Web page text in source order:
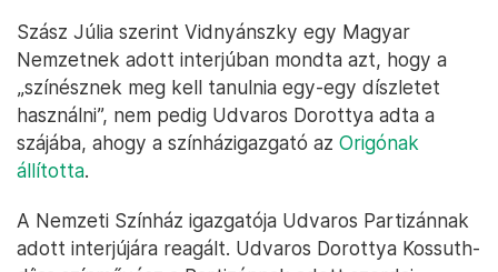
Szász Júlia szerint Vidnyánszky egy Magyar
Nemzetnek adott interjúban mondta azt, hogy a
„színésznek meg kell tanulnia egy-egy díszletet
használni”, nem pedig Udvaros Dorottya adta a
szájába, ahogy a színházigazgató az Origónak
állította.
A Nemzeti Színház igazgatója Udvaros Partizánnak
adott interjújára reagált. Udvaros Dorottya Kossuth-